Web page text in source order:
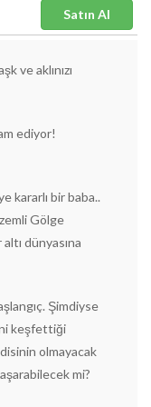
ve aklınızı
ediyor!
kararlı bir baba..
Gölge
dünyasına
Şimdiyse
keşfettiği
olmayacak
mi?